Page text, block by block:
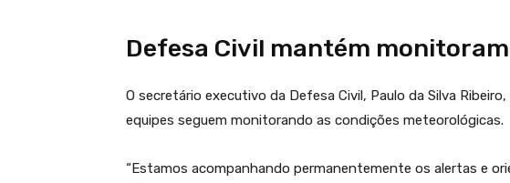
Defesa Civil mantém
O secretário executivo da Defesa Civil, Paulo da Silva
equipes seguem monitorando as condições meteorológicas.
“Estamos acompanhando permanentemente os alertas e